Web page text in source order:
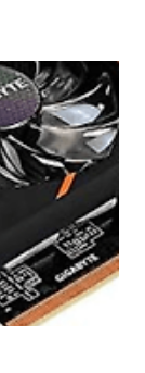
Zen 아키텍처
라이젠 5000
다. (2022년 현
이크 칩을
개선시킨 새로